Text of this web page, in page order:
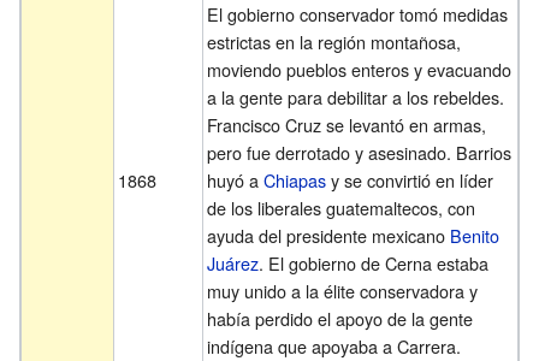
1868
El gobierno conservador tomó medidas
estrictas en la región montañosa,
moviendo pueblos enteros y evacuando
a la gente para debilitar a los rebeldes.
Francisco Cruz se levantó en armas,
pero fue derrotado y asesinado. Barrios
huyó aChiapasy se convirtió en líder
de los liberales guatemaltecos, con
ayuda del presidente mexicano Benito
Juárez. El gobierno de Cerna estaba
muy unido a la élite conservadora y
había perdido el apoyo de la gente
indígena que apoyaba a Carrera.